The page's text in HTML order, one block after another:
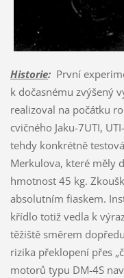
Historie:První
k dočasnému zvýšený
realizoval na počátku
cvičného Jaku-7UTI,
tehdy konkrétně
Merkulova, které měly
hmotnost 45 kg.
absolutním fiaskem.
křídlo totiž vedla k
těžiště směrem
rizika překlopení přes
motorů typu DM-4S